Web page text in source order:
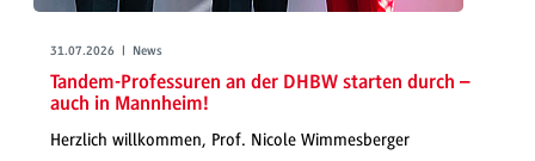
31.07.2026 | News
Tandem-Professuren an der DHBW starten durch –
auch in Mannheim!
Herzlich willkommen, Prof. Nicole Wimmesberger